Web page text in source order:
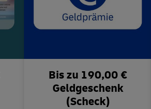
Bis zu 190,00 €
Geldgeschenk
(Scheck)